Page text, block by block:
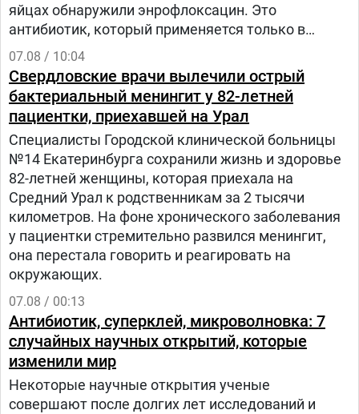
яйцах обнаружили энрофлоксацин. Это
антибиотик, который применяется только в
ветеринарии для лечения сельскохозяйственных,
домашних животных и птиц.
07.08 / 10:04
Свердловские врачи вылечили острый
бактериальный менингит у 82-летней
пациентки, приехавшей на Урал
Специалисты Городской клинической больницы
№14 Екатеринбурга сохранили жизнь и здоровье
82-летней женщины, которая приехала на
Средний Урал к родственникам за 2 тысячи
километров. На фоне хронического заболевания
у пациентки стремительно развился менингит,
она перестала говорить и реагировать на
окружающих.
07.08 / 00:13
Антибиотик, суперклей, микроволновка: 7
случайных научных открытий, которые
изменили мир
Некоторые научные открытия ученые
совершают после долгих лет исследований и